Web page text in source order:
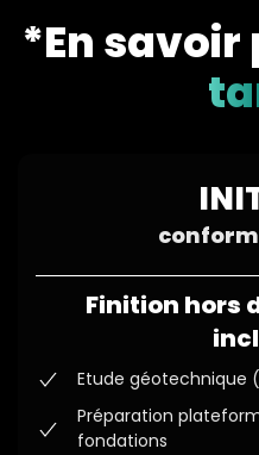
*En savoir
Finition hors
Etude géotechnique
Préparation
fondations